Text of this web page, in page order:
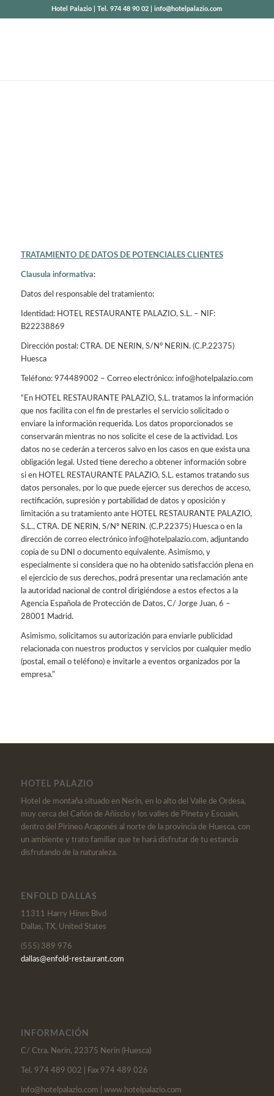
Hotel Palazio | Tel. 974 48 90 02 | info@hotelpalazio.com
TRATAMIENTO DE DATOS DE POTENCIALES CLIENTES
Clausula informativa:
Datos del responsable del tratamiento:
Identidad: HOTEL RESTAURANTE PALAZIO, S.L. – NIF:
B22238869
Dirección postal: CTRA. DE NERIN, S/Nº NERIN. (C.P.22375)
Huesca
Teléfono: 974489002 – Correo electrónico: info@hotelpalazio.com
“En HOTEL RESTAURANTE PALAZIO, S.L. tratamos la información
que nos facilita con el fin de prestarles el servicio solicitado o
enviare la información requerida. Los datos proporcionados se
conservarán mientras no nos solicite el cese de la actividad. Los
datos no se cederán a terceros salvo en los casos en que exista una
obligación legal. Usted tiene derecho a obtener información sobre
si en HOTEL RESTAURANTE PALAZIO, S.L. estamos tratando sus
datos personales, por lo que puede ejercer sus derechos de acceso,
rectificación, supresión y portabilidad de datos y oposición y
limitación a su tratamiento ante HOTEL RESTAURANTE PALAZIO,
S.L., CTRA. DE NERIN, S/Nº NERIN. (C.P.22375) Huesca o en la
dirección de correo electrónico info@hotelpalazio.com, adjuntando
copia de su DNI o documento equivalente. Asimismo, y
especialmente si considera que no ha obtenido satisfacción plena en
el ejercicio de sus derechos, podrá presentar una reclamación ante
la autoridad nacional de control dirigiéndose a estos efectos a la
Agencia Española de Protección de Datos, C/ Jorge Juan, 6 –
28001 Madrid.
Asimismo, solicitamos su autorización para enviarle publicidad
relacionada con nuestros productos y servicios por cualquier medio
(postal, email o teléfono) e invitarle a eventos organizados por la
empresa.”
HOTEL PALAZIO
Hotel de montaña situado en Nerín, en lo alto del Valle de Ordesa,
muy cerca del Cañón de Añisclo y los valles de Pineta y Escuain,
dentro del Pirineo Aragonés al norte de la provincia de Huesca, con
un ambiente y trato familiar que te hará disfrutar de tu estancia
disfrutando de la naturaleza.
ENFOLD DALLAS
11311 Harry Hines Blvd
Dallas, TX, United States
(555) 389 976
dallas@enfold-restaurant.com
INFORMACIÓN
C/ Ctra. Nerín, 22375 Nerín (Huesca)
Tel. 974 489 002 | Fax 974 489 026
info@hotelpalazio.com | www.hotelpalazio.com